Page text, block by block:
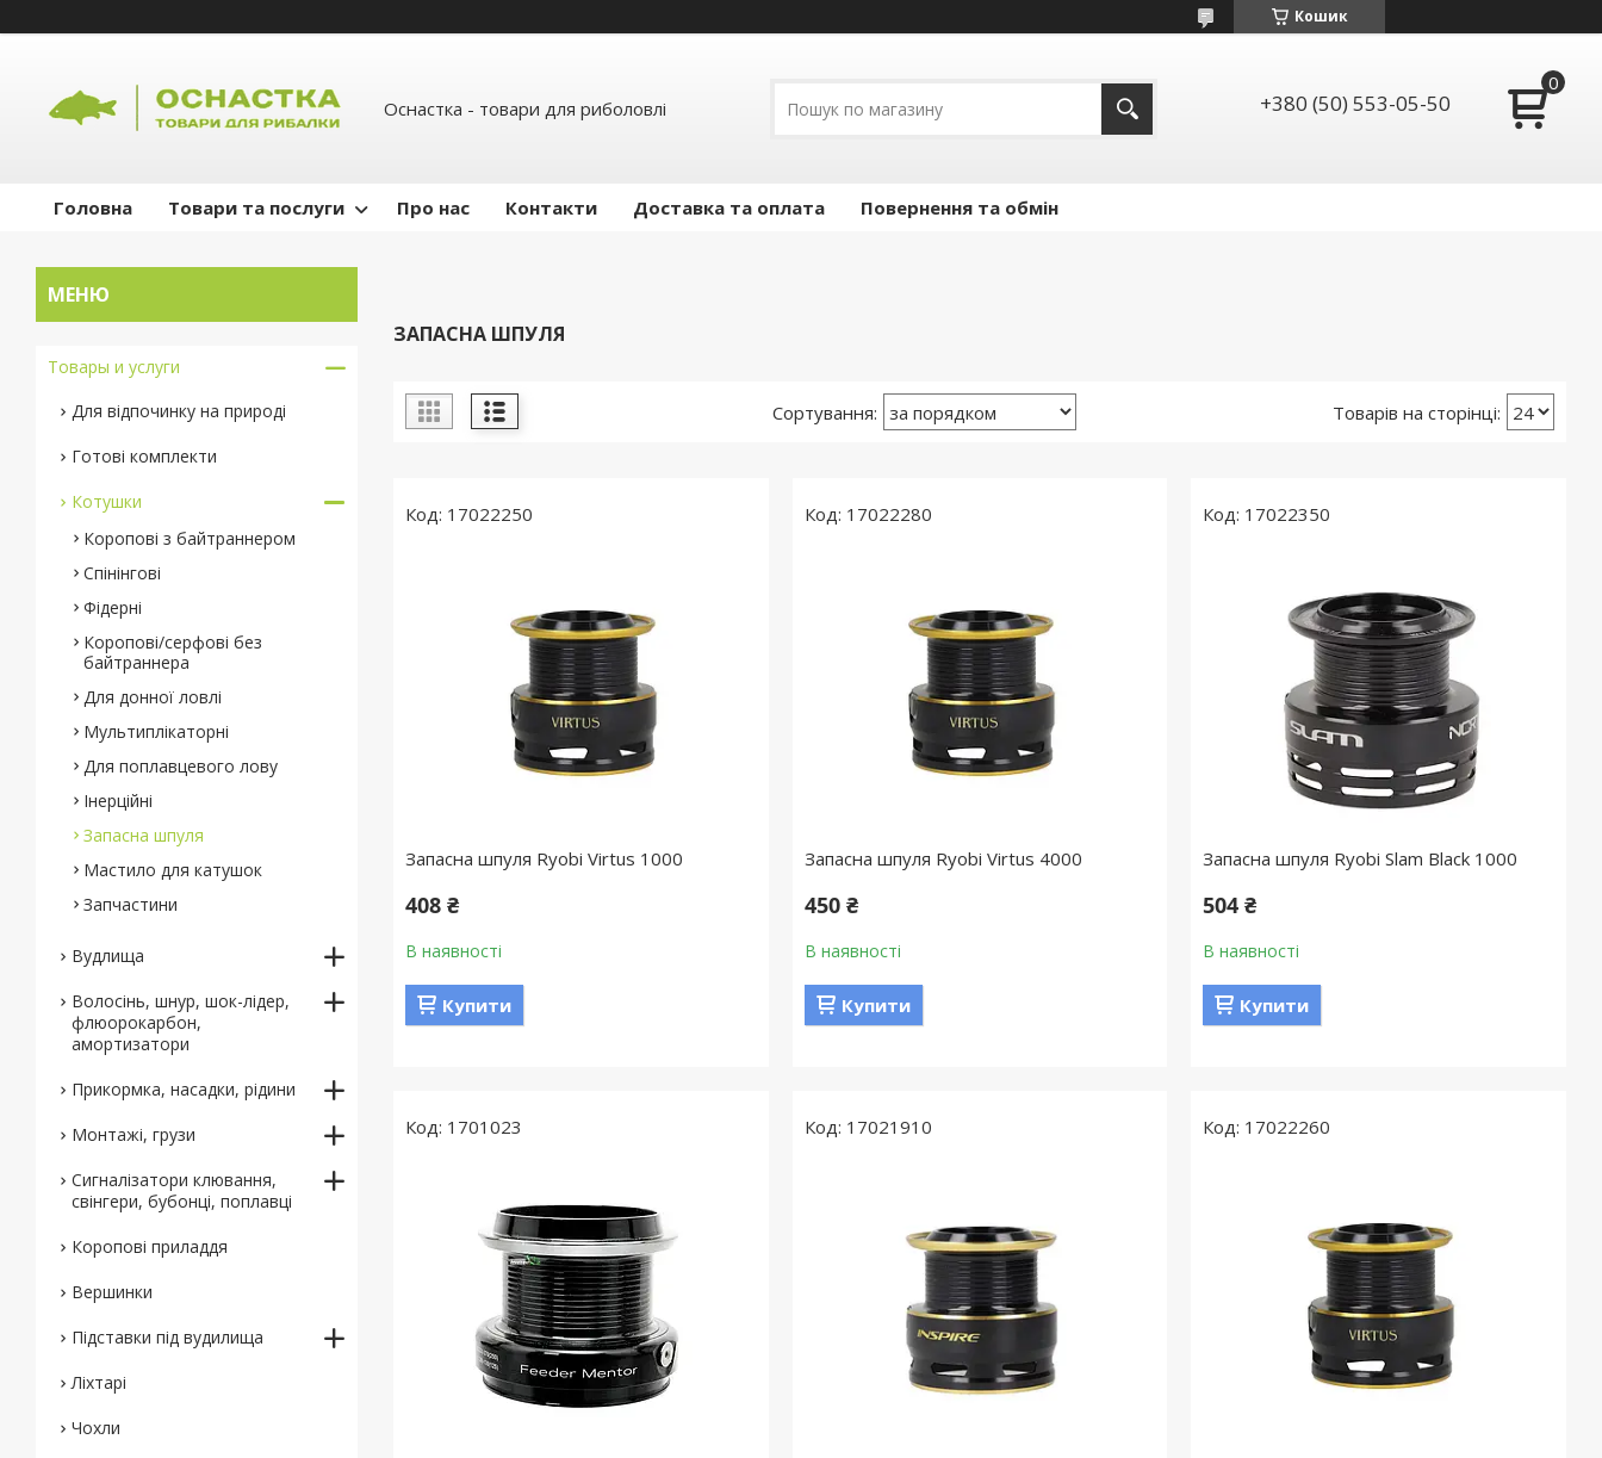
Кошик
Оснастка - товари для риболовлі +380 (50) 553-05-50
Головна Товари та послуги Про нас Контакти Доставка та оплата Повернення та обмін
ЗАПАСНА ШПУЛЯ
17022250
Запасна шпуля Ryobi Virtus 1000
408 ₴
В наявності
Купити
17022280
Запасна шпуля Ryobi Virtus 4000
450 ₴
В наявності
Купити
17022350
Запасна шпуля Ryobi Slam Black 1000
504 ₴
В наявності
Купити
1701023 17021910 17022260
Товары и услуги
Для відпочинку на природі
Готові комплекти
Котушки
Коропові з байтраннером
Спінінгові
Фідерні
Коропові/серфові без
байтраннера
Для донної ловлі
Мультиплікаторні
Для поплавцевого лову
Інерційні
Запасна шпуля
Мастило для катушок
Запчастини
Вудлища
Волосінь, шнур, шок-лідер,
флюорокарбон,
амортизатори
Прикормка, насадки, рідини
Монтажі, грузи
Сигналізатори клювання,
свінгери, бубонці, поплавці
Коропові приладдя
Вершинки
Підставки під вудилища
Ліхтарі
Чохли